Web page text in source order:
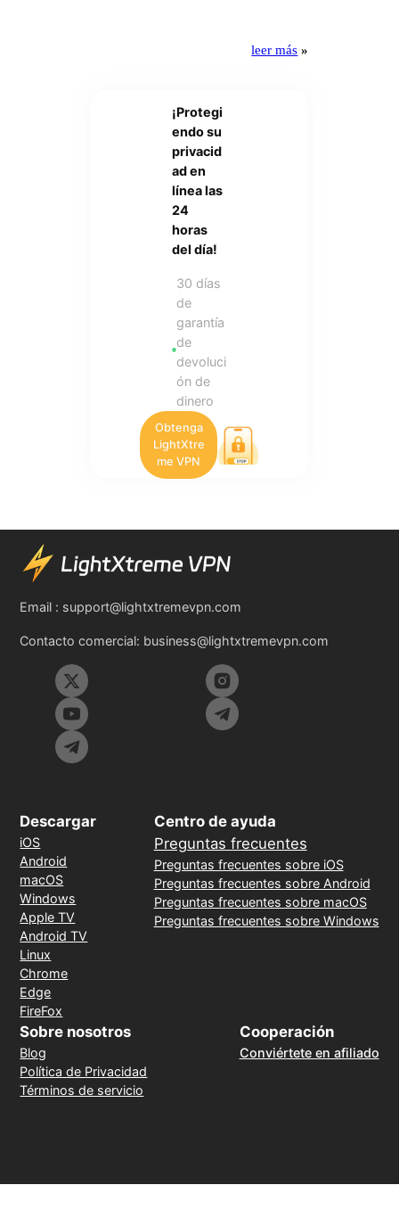
leer más »
¡Protegi
endo su
privacid
ad en
línea las
24
horas
del día!
30 días
de
garantía
de
devoluci
ón de
dinero
Obtenga
LightXtre
me VPN
Email : support@lightxtremevpn.com
Contacto comercial: business@lightxtremevpn.com
Descargar
iOS
Android
macOS
Windows
Apple TV
Android TV
Linux
Chrome
Edge
FireFox
Centro de ayuda
Preguntas frecuentes
Preguntas frecuentes sobre iOS
Preguntas frecuentes sobre Android
Preguntas frecuentes sobre macOS
Preguntas frecuentes sobre Windows
Sobre nosotros
Blog
Política de Privacidad
Términos de servicio
Cooperación
Conviértete en afiliado